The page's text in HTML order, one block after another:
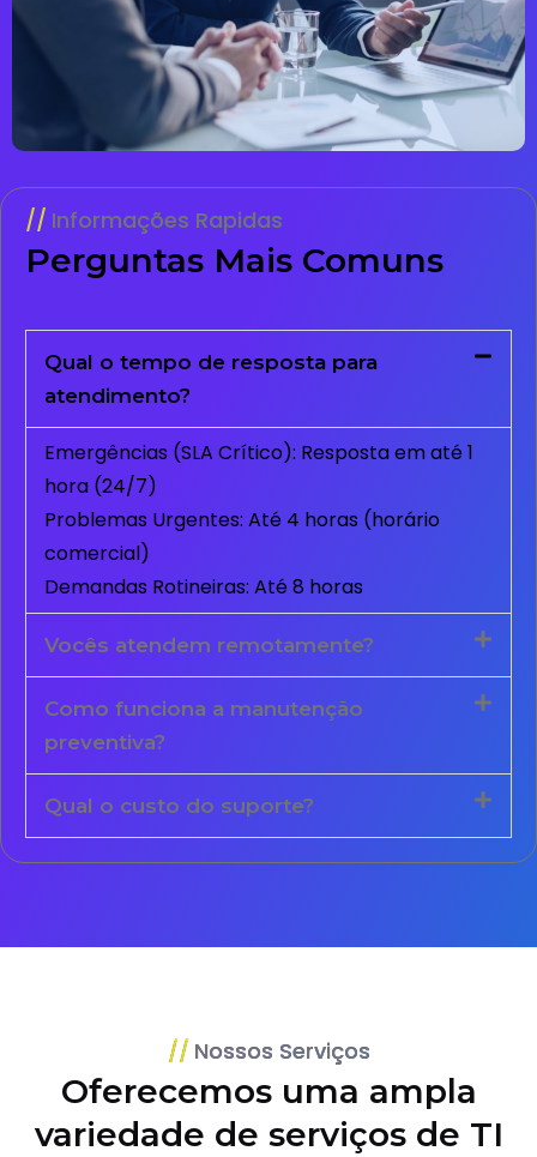
Informações Rapidas
Perguntas Mais Comuns
Qual o tempo de resposta para
atendimento?
Emergências (SLA Crítico): Resposta em até 1
hora (24/7)
Problemas Urgentes: Até 4 horas (horário
comercial)
Demandas Rotineiras: Até 8 horas
Vocês atendem remotamente?
Como funciona a manutenção
preventiva?
Qual o custo do suporte?
Nossos Serviços
Oferecemos uma ampla
variedade de serviços de TI